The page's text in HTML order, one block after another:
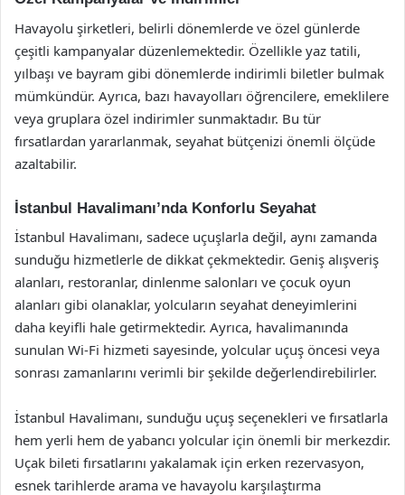
Havayolu şirketleri, belirli dönemlerde ve özel günlerde
çeşitli kampanyalar düzenlemektedir. Özellikle yaz tatili,
yılbaşı ve bayram gibi dönemlerde indirimli biletler bulmak
mümkündür. Ayrıca, bazı havayolları öğrencilere, emeklilere
veya gruplara özel indirimler sunmaktadır. Bu tür
fırsatlardan yararlanmak, seyahat bütçenizi önemli ölçüde
azaltabilir.
İstanbul Havalimanı’nda Konforlu Seyahat
İstanbul Havalimanı, sadece uçuşlarla değil, aynı zamanda
sunduğu hizmetlerle de dikkat çekmektedir. Geniş alışveriş
alanları, restoranlar, dinlenme salonları ve çocuk oyun
alanları gibi olanaklar, yolcuların seyahat deneyimlerini
daha keyifli hale getirmektedir. Ayrıca, havalimanında
sunulan Wi-Fi hizmeti sayesinde, yolcular uçuş öncesi veya
sonrası zamanlarını verimli bir şekilde değerlendirebilirler.
İstanbul Havalimanı, sunduğu uçuş seçenekleri ve fırsatlarla
hem yerli hem de yabancı yolcular için önemli bir merkezdir.
Uçak bileti fırsatlarını yakalamak için erken rezervasyon,
esnek tarihlerde arama ve havayolu karşılaştırma